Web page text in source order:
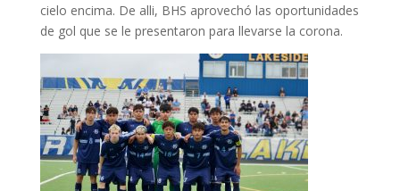
cielo encima. De alli, BHS aprovechó las oportunidades
de gol que se le presentaron para llevarse la corona.